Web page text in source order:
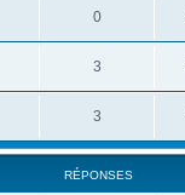
0
3
3
RÉPONSES